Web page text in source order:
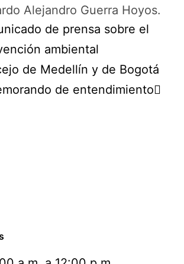
Alejandro Guerra Hoyos.
de prensa sobre el
ambiental
de Medellín y de Bogotá
de entendimiento